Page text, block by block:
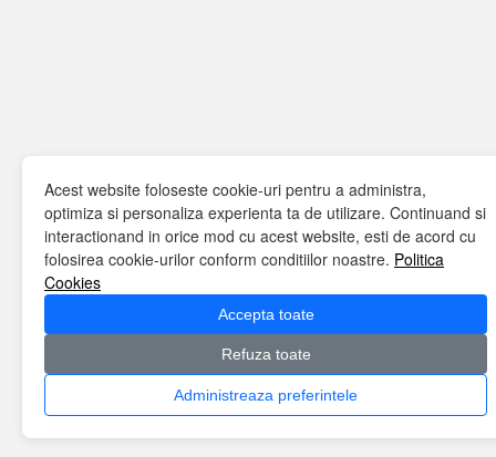
Acest website foloseste cookie-uri pentru a administra,
optimiza si personaliza experienta ta de utilizare. Continuand si
interactionand in orice mod cu acest website, esti de acord cu
folosirea cookie-urilor conform conditiilor noastre. Politica
Cookies
Accepta toate
Refuza toate
Administreaza preferintele